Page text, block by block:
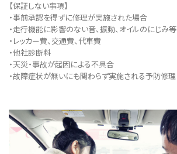
【保証しない事項】
・事前承認を得ずに修理が実施された場合
・走行機能に影響のない音、振動、オイルのにじみ等
・レッカー費、交通費、代車費
・他社診断料
・天災・事故が起因による不具合
・故障症状が無いにも関わらず実施される予防修理